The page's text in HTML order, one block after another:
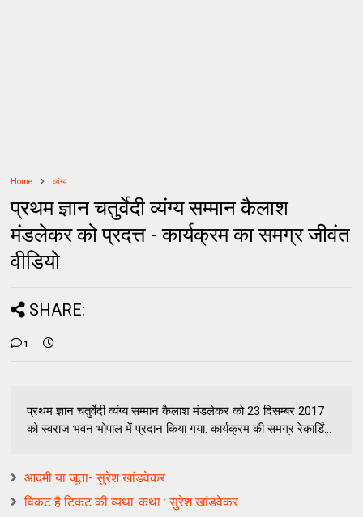
Home व्यंग्य
प्रथम ज्ञान चतुर्वेदी व्यंग्य सम्मान कैलाश
मंडलेकर को प्रदत्त - कार्यक्रम का समग्र जीवंत
वीडियो
SHARE:
1
प्रथम ज्ञान चतुर्वेदी व्यंग्य सम्मान कैलाश मंडलेकर को 23 दिसम्बर 2017
को स्वराज भवन भोपाल में प्रदान किया गया. कार्यक्रम की समग्र रेकार्डिं...
आदमी या जूता- सुरेश खांडवेकर
विकट है टिकट की व्यथा-कथा : सुरेश खांडवेकर